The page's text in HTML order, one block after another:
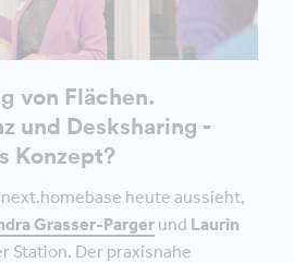
von Flächen.
und Desksharing -
Konzept?
heute aussieht,
Grasser-Parger und Laurin
Station. Der praxisnahe